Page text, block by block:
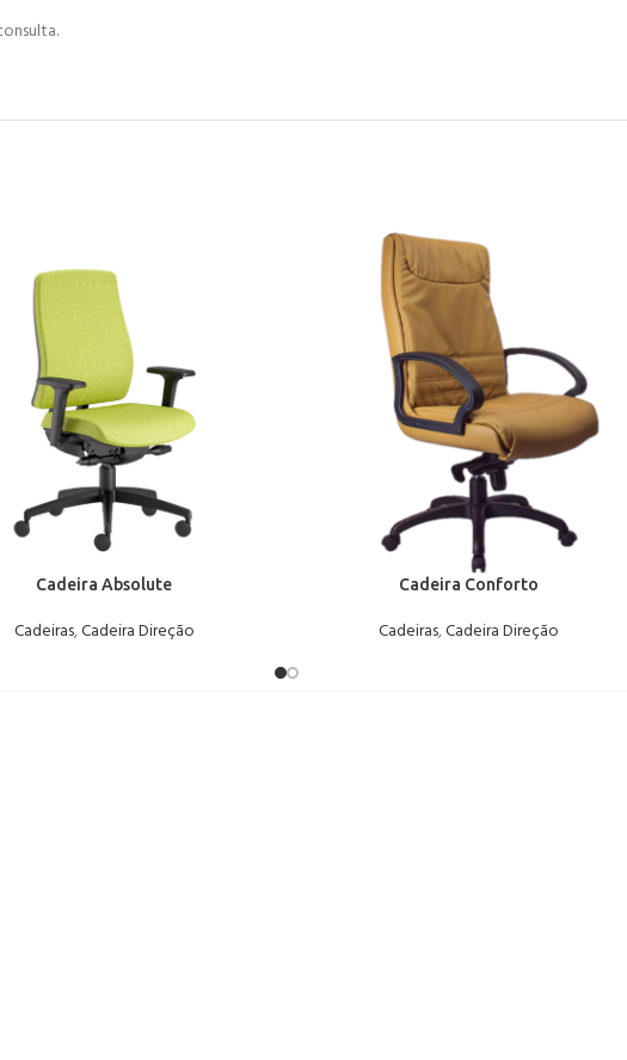
Cadeira Absolute
Cadeiras,Cadeira Direção
Cadeira Conforto
Cadeiras,Cadeira Direção